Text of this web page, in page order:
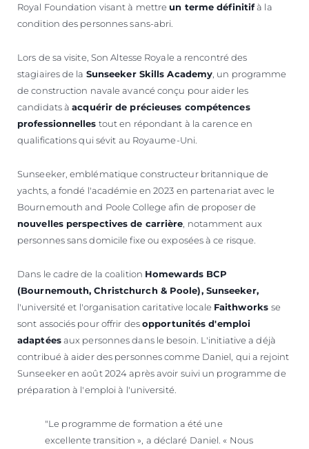
Royal Foundation visant à mettreun terme définitifà la
condition des personnes sans-abri.
Lors de sa visite, Son Altesse Royale a rencontré des
stagiaires de la Sunseeker Skills Academy , un programme
de construction navale avancé conçu pour aider les
candidats àacquérir de précieuses compétences
professionnelles tout en répondant à la carence en
qualifications qui sévit au Royaume-Uni.
Sunseeker, emblématique constructeur britannique de
yachts, a fondé l'académie en 2023 en partenariat avec le
Bournemouth and Poole College afin de proposer de
nouvelles perspectives de carrière , notamment aux
personnes sans domicile fixe ou exposées à ce risque.
Dans le cadre de la coalition Homewards BCP
(Bournemouth, Christchurch & Poole), Sunseeker,
l'université et l'organisation caritative locale Faithworksse
sont associés pour offrir desopportunités d'emploi
adaptéesaux personnes dans le besoin. L'initiative a déjà
contribué à aider des personnes comme Daniel, qui a rejoint
Sunseeker en août 2024 après avoir suivi un programme de
préparation à l'emploi à l'université.
"Le programme de formation a été une
excellente transition », a déclaré Daniel. « Nous